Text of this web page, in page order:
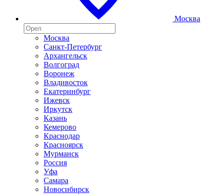
Москва
Москва
Санкт-Петербург
Архангельск
Волгоград
Воронеж
Владивосток
Екатеринбург
Ижевск
Иркутск
Казань
Кемерово
Краснодар
Красноярск
Мурманск
Россия
Уфа
Самара
Новосибирск